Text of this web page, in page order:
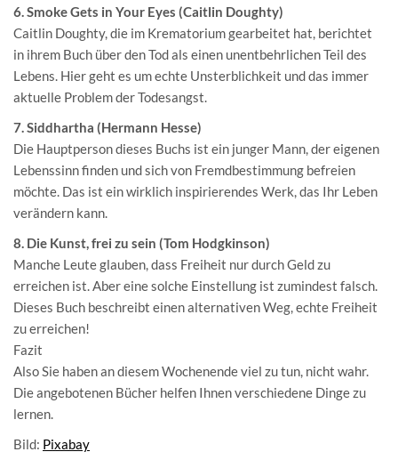
6. Smoke Gets in Your Eyes (Caitlin Doughty)
Caitlin Doughty, die im Krematorium gearbeitet hat, berichtet
in ihrem Buch über den Tod als einen unentbehrlichen Teil des
Lebens. Hier geht es um echte Unsterblichkeit und das immer
aktuelle Problem der Todesangst.
7. Siddhartha (Hermann Hesse)
Die Hauptperson dieses Buchs ist ein junger Mann, der eigenen
Lebenssinn finden und sich von Fremdbestimmung befreien
möchte. Das ist ein wirklich inspirierendes Werk, das Ihr Leben
verändern kann.
8. Die Kunst, frei zu sein (Tom Hodgkinson)
Manche Leute glauben, dass Freiheit nur durch Geld zu
erreichen ist. Aber eine solche Einstellung ist zumindest falsch.
Dieses Buch beschreibt einen alternativen Weg, echte Freiheit
zu erreichen!
Fazit
Also Sie haben an diesem Wochenende viel zu tun, nicht wahr.
Die angebotenen Bücher helfen Ihnen verschiedene Dinge zu
lernen.
Bild: Pixabay